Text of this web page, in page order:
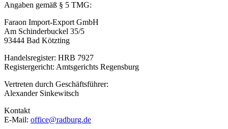
Angaben gemäß § 5 TMG:
Faraon Import-Export GmbH
Am Schinderbuckel 35/5
93444 Bad Kötzting
Handelsregister: HRB 7927
Registergericht: Amtsgerichts Regensburg
Vertreten durch Geschäftsführer:
Alexander Sinkewitsch
Kontakt
E-Mail: office@radburg.de